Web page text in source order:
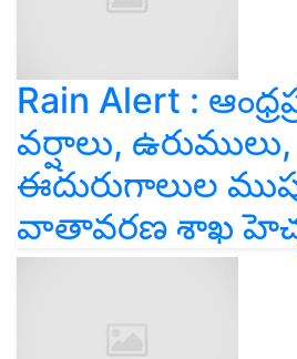
Rain Alert :
వర్షాలు, ఉరుములు,
ఈదురుగాలుల
వాతావరణ శాఖ